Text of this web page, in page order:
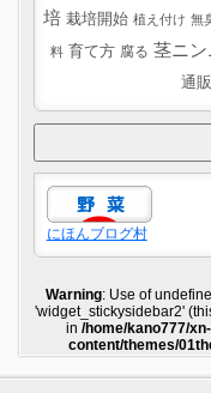
培 栽培開始 植え付け 無
料 育て方 腐る 茎ニン
通販
にほんブログ村
Warning: Use of
'widget_stickysidebar2'
in /home/kano777/
content/themes/